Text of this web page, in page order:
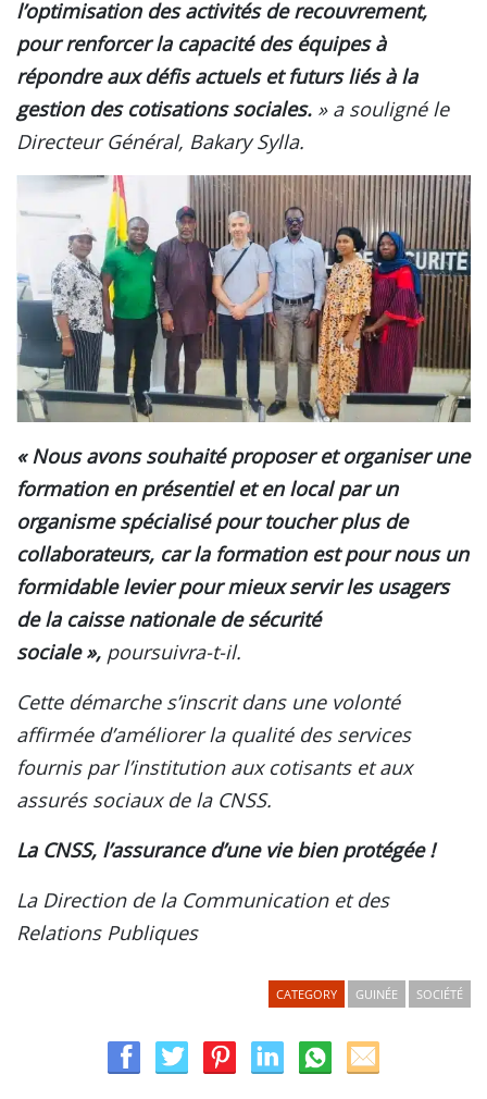
l’optimisation des activités de recouvrement,
pour renforcer la capacité des équipes à
répondre aux défis actuels et futurs liés à la
gestion des cotisations sociales. » a souligné le
Directeur Général, Bakary Sylla.
« Nous avons souhaité proposer et organiser une
formation en présentiel et en local par un
organisme spécialisé pour toucher plus de
collaborateurs, car la formation est pour nous un
formidable levier pour mieux servir les usagers
de la caisse nationale de sécurité
sociale », poursuivra-t-il.
Cette démarche s’inscrit dans une volonté
affirmée d’améliorer la qualité des services
fournis par l’institution aux cotisants et aux
assurés sociaux de la CNSS.
La CNSS, l’assurance d’une vie bien protégée !
La Direction de la Communication et des
Relations Publiques
CATEGORY GUINÉE SOCIÉTÉ